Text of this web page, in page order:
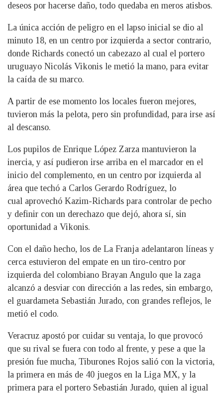
deseos por hacerse daño, todo quedaba en meros atisbos.
La única acción de peligro en el lapso inicial se dio al
minuto 18, en un centro por izquierda a sector contrario,
donde Richards conectó un cabezazo al cual el portero
uruguayo Nicolás Vikonis le metió la mano, para evitar
la caída de su marco.
A partir de ese momento los locales fueron mejores,
tuvieron más la pelota, pero sin profundidad, para irse así
al descanso.
Los pupilos de Enrique López Zarza mantuvieron la
inercia, y así pudieron irse arriba en el marcador en el
inicio del complemento, en un centro por izquierda al
área que techó a Carlos Gerardo Rodríguez, lo
cual aprovechó Kazim-Richards para controlar de pecho
y definir con un derechazo que dejó, ahora sí, sin
oportunidad a Vikonis.
Con el daño hecho, los de La Franja adelantaron líneas y
cerca estuvieron del empate en un tiro-centro por
izquierda del colombiano Brayan Angulo que la zaga
alcanzó a desviar con dirección a las redes, sin embargo,
el guardameta Sebastián Jurado, con grandes reflejos, le
metió el codo.
Veracruz apostó por cuidar su ventaja, lo que provocó
que su rival se fuera con todo al frente, y pese a que la
presión fue mucha, Tiburones Rojos salió con la victoria,
la primera en más de 40 juegos en la Liga MX, y la
primera para el portero Sebastián Jurado, quien al igual